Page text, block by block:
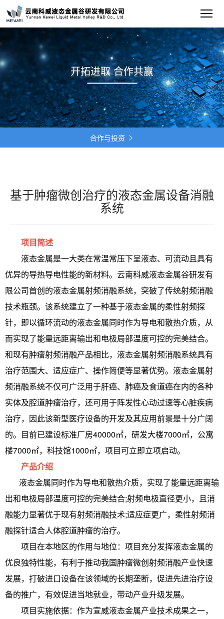
开拓进取 合作共赢
合作与投资 
基于肿瘤微创治疗的液态金属设备消融
系统
项目简述
液态金属是一大类在常温常压下呈液态、可流动且具有
优异的导热导电性能的新材料。云南科威液态金属谷研发有
限公司首创的液态金属射频消融系统，突破了传统射频消融
技术瓶颈。该系统建立了一种基于液态金属的柔性射频探
针，即以循环流动的液态金属同时作为导电和散热介质，从
而实现了能量远距离输出和电极局部温度可控的完美结合。
和现有肿瘤射频消融产品相比，液态金属射频消融系统具有
治疗范围大、适应症广、操作简便等显著优势。液态金属射
频消融系统不仅可广泛用于肝癌、肺癌及食道癌在内的各种
实体及腔道肿瘤治疗，还可用于阵发性心动过速等心脏疾病
治疗，因此该新型医疗设备的开发及其应用前景是十分广阔
的。目前已建设标准厂房40000㎡，研发大楼7000㎡，公寓
楼7000㎡，科技馆1000㎡，项目可立即立项启动。
产品介绍
液态金属同时作为导电和散热介质，实现了能量远距离输
出和电极局部温度可控的完美结合;射频电极直径更小，且消
融能力显著优于现有射频消融技术;适应症更广，柔性射频消
融探针适合人体腔道肿瘤的治疗。
项目在本地区的作用与地位：项目充分发挥液态金属的
优良独特性能，有利于推动我国肿瘤微创射频消融产业快速
发展，打破进口设备在该领域的长期垄断，促进先进治疗设
备的推广，有效促进当地就业，带动产业升级发展。
项目实施依据：作为宣威液态金属产业技术成果之一，